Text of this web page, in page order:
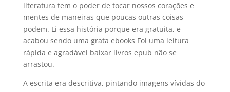
literatura tem o poder de tocar nossos corações e
mentes de maneiras que poucas outras coisas
podem. Li essa história porque era gratuita, e
acabou sendo uma grata ebooks Foi uma leitura
rápida e agradável baixar livros epub não se
arrastou.
A escrita era descritiva, pintando imagens vívidas do